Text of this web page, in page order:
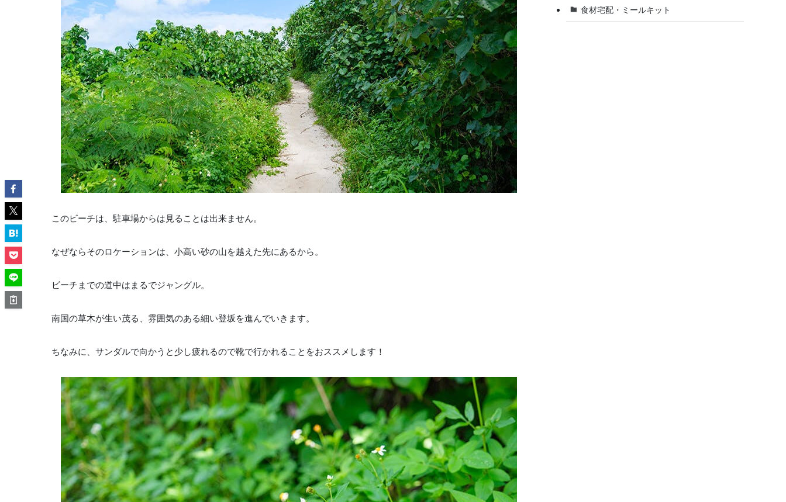
このビーチは、駐車場からは見ることは出来ません。
なぜならそのロケーションは、小高い砂の山を越えた先にあるから。
ビーチまでの道中はまるでジャングル。
南国の草木が生い茂る、雰囲気のある細い登坂を進んでいきます。
ちなみに、サンダルで向かうと少し疲れるので靴で行かれることをおススメします！
食材宅配・ミールキット